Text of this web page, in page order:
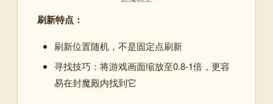
刷新特点：
刷新位置随机，不是固定点刷新
寻找技巧：将游戏画面缩放至0.8-1倍，更容
易在封魔殿内找到它